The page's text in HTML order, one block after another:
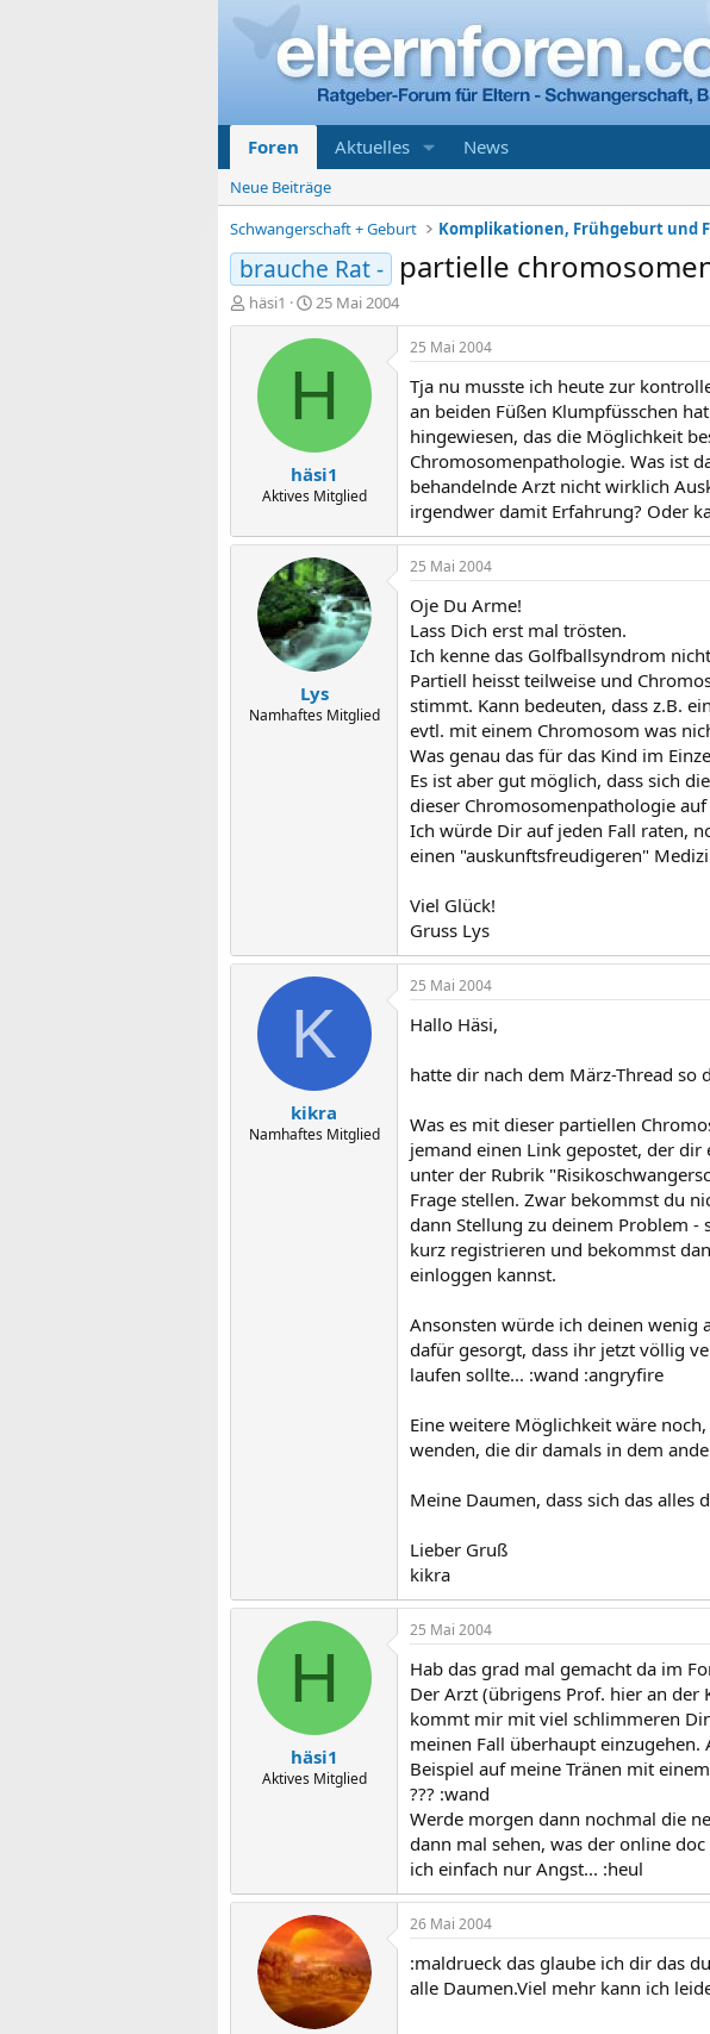
Foren Aktuelles News
Neue Beiträge
Schwangerschaft + Geburt
brauche Rat - partielle
E
r
häsi1
E
r
s
e
t
a
m
25 Mai 2004
H
häsi1
Aktives Mitglied
25 Mai 2004
Tja nu musste ich heute zur
an beiden Füßen Klumpfüsschen
hingewiesen, das die Möglichkeit
Chromosomenpathologie. Was ist
behandelnde Arzt nicht wirklich
irgendwer damit Erfahrung? Oder
Lys
Namhaftes Mitglied
25 Mai 2004
Oje Du Arme!
Lass Dich erst mal trösten.
Ich kenne das Golfballsyndrom
Partiell heisst teilweise und
stimmt. Kann bedeuten, dass z.B.
evtl. mit einem Chromosom was
Was genau das für das Kind im
Es ist aber gut möglich, dass sich
dieser Chromosomenpathologie
Ich würde Dir auf jeden Fall raten,
einen "auskunftsfreudigeren"
Viel Glück!
Gruss Lys
K
kikra
Namhaftes Mitglied
25 Mai 2004
Hallo Häsi,
hatte dir nach dem März-Thread so
Was es mit dieser partiellen
jemand einen Link gepostet, der
unter der Rubrik
Frage stellen. Zwar bekommst du
dann Stellung zu deinem Problem -
kurz registrieren und bekommst
einloggen kannst.
Ansonsten würde ich deinen wenig
dafür gesorgt, dass ihr jetzt völlig
laufen sollte... :wand :angryfire
Eine weitere Möglichkeit wäre
wenden, die dir damals in dem
Meine Daumen, dass sich das alles
Lieber Gruß
kikra
H
häsi1
Aktives Mitglied
25 Mai 2004
Hab das grad mal gemacht da im
Der Arzt (übrigens Prof. hier an
kommt mir mit viel schlimmeren
meinen Fall überhaupt einzugehen.
Beispiel auf meine Tränen mit
??? :wand
Werde morgen dann nochmal die
dann mal sehen, was der online
ich einfach nur Angst... :heul
26 Mai 2004
:maldrueck das glaube ich dir das
alle Daumen.Viel mehr kann ich